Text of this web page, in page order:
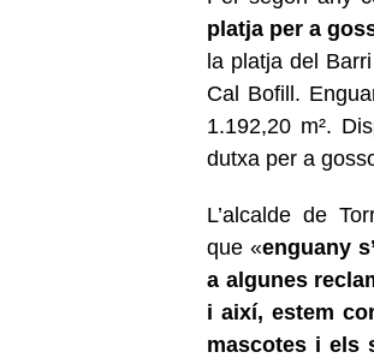
platja per a
la platja del
Cal Bofill.
1.192,20 m².
dutxa per a
L’alcalde de
que «enguany
a algunes
i així, estem
mascotes i els